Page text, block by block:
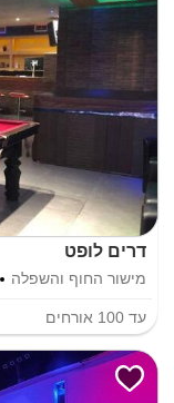
דרים לופט
מישור החוף והשפלה
עד 100 אורחים